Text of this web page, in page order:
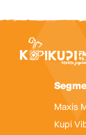
Maxis
Kupi